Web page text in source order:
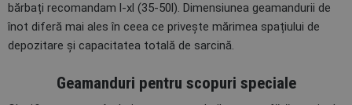
bărbați recomandam l-xl (35-50l). Dimensiunea geamandurii de
înot diferă mai ales în ceea ce privește mărimea spațiului de
depozitare și capacitatea totală de sarcină.
Geamanduri pentru scopuri speciale